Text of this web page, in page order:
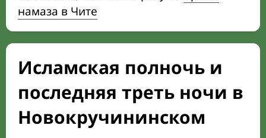
намаза в Чите
Исламская полночь и
последняя треть ночи в
Новокручининском